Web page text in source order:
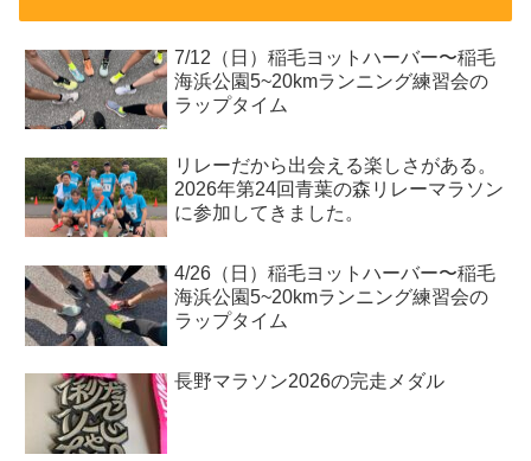
7/12（日）稲毛ヨットハーバー〜稲毛
海浜公園5~20kmランニング練習会の
ラップタイム
リレーだから出会える楽しさがある。
2026年第24回青葉の森リレーマラソン
に参加してきました。
4/26（日）稲毛ヨットハーバー〜稲毛
海浜公園5~20kmランニング練習会の
ラップタイム
長野マラソン2026の完走メダル